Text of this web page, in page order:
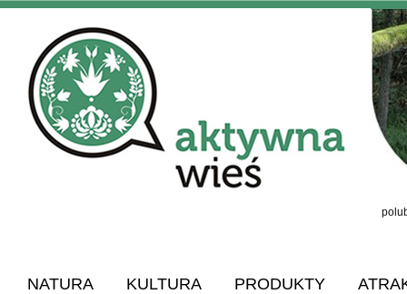
NATURA KULTURA PRODUKTY